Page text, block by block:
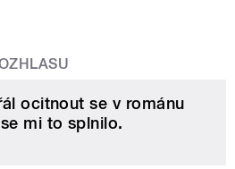
ocitnout se v románu
mi to splnilo.